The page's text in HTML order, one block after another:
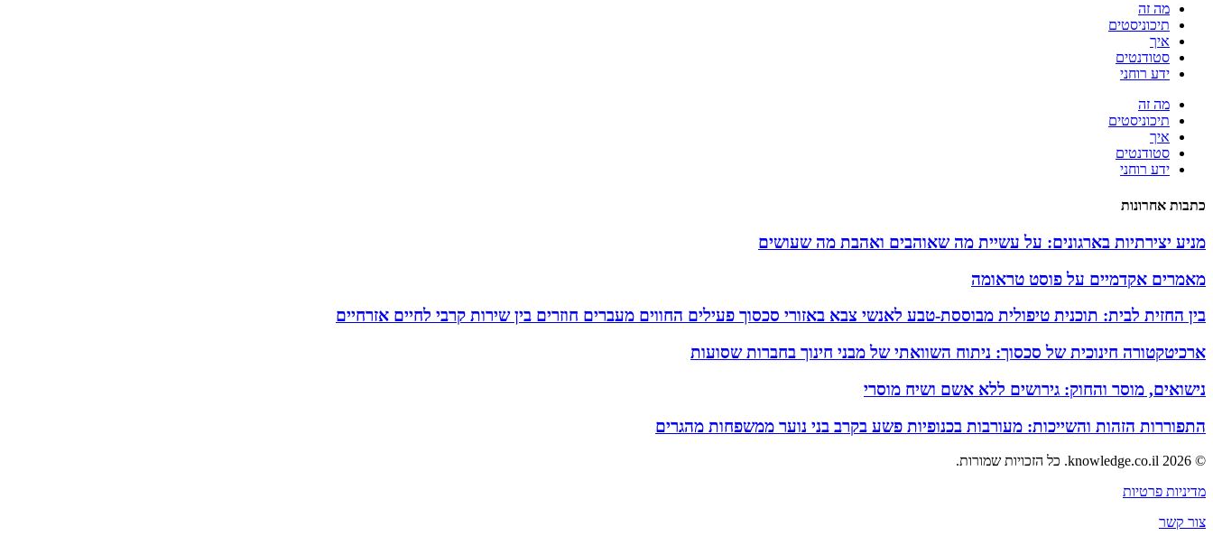
מה זה
תיכוניסטים
איך
סטודנטים
ידע רוחני
מה זה
תיכוניסטים
איך
סטודנטים
ידע רוחני
כתבות אחרונות
מניע יצירתיות בארגונים: על עשיית מה שאוהבים ואהבת מה שעושים
מאמרים אקדמיים על פוסט טראומה
בין החזית לבית: תוכנית טיפולית מבוססת-טבע לאנשי צבא באזורי סכסוך פעילים החווים מעברים חוזרים בין שירות קרבי לחיים אזרחיים
ארכיטקטורה חינוכית של סכסוך: ניתוח השוואתי של מבני חינוך בחברות שסועות
נישואים, מוסר והחוק: גירושים ללא אשם ושיח מוסרי
התפוררות הזהות והשייכות: מעורבות בכנופיות פשע בקרב בני נוער ממשפחות מהגרים
© 2026 knowledge.co.il. כל הזכויות שמורות.
מדיניות פרטיות
צור קשר